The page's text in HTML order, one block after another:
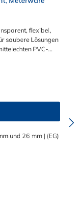
flexibel,
saubere Lösungen
PVC-
Schlauch mit
Qualität für
sowie einer
wird TÜV-geprüft
und
gemäß
(Simulanzien A,